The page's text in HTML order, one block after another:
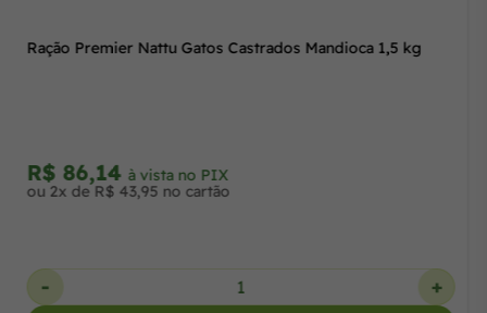
Ração Premier Nattu Gatos Castrados Mandioca 1,5 kg
R$ 86,14à vista no PIX
ou 2x de R$ 43,95 no cartão
- +